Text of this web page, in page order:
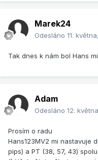
Marek24
Odesláno 11.
Tak dnes k nám bol Hans
Adam
Odesláno 12.
Prosím o radu
Hans123MV2 mi nastavuje
pips) a PT (38, 57, 43)